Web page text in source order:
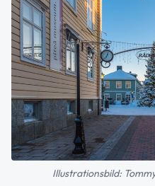
Illustrationsbild: